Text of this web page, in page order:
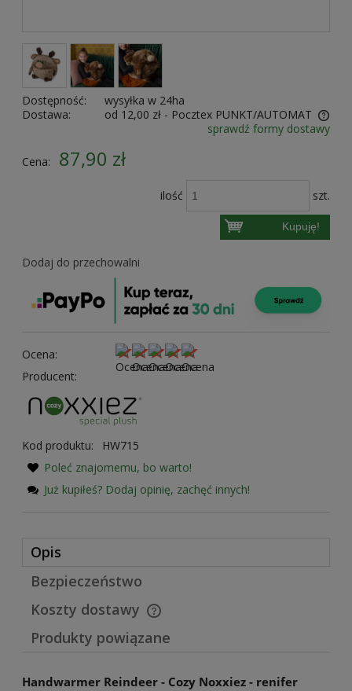
Dostępność:
wysyłka w 24ha
Dostawa:
od 12,00 zł - Pocztex PUNKT/AUTOMAT
Cena nie zawiera ewentualnych kosztów płatności
sprawdź formy dostawy
Cena: 87,90 zł
ilość szt.
Kupuję!
Dodaj do przechowalni
Ocena:
Producent:
Kod produktu:
HW715
Poleć znajomemu, bo warto!
Już kupiłeś? Dodaj opinię, zachęć innych!
Opis
Bezpieczeństwo
Koszty dostawy
Cena nie zawiera ewentualnych kosztów płatności
Produkty powiązane
Handwarmer Reindeer - Cozy Noxxiez - renifer